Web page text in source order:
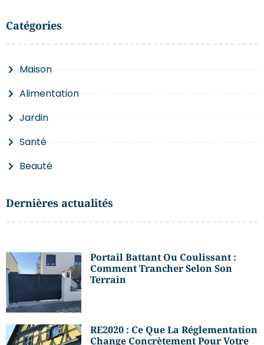
Catégories
Maison
Alimentation
Jardin
Santé
Beauté
Dernières actualités
Portail Battant Ou Coulissant :
Comment Trancher Selon Son
Terrain
RE2020 : Ce Que La Réglementation
Change Concrètement Pour Votre